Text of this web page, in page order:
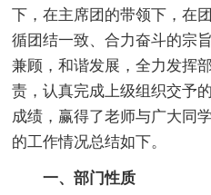
下，在主席团的带领下，在
循团结一致、合力奋斗的宗
兼顾，和谐发展，全力发挥
责，认真完成上级组织交予
成绩，赢得了老师与广大同
的工作情况总结如下。
一、部门性质